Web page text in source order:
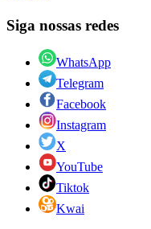
Siga nossas redes
WhatsApp
Telegram
Facebook
Instagram
X
YouTube
Tiktok
Kwai